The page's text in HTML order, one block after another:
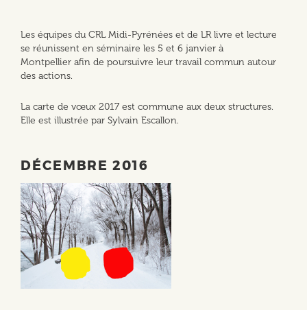
Les équipes du CRL Midi-Pyrénées et de LR livre et lecture
se réunissent en séminaire les 5 et 6 janvier à
Montpellier afin de poursuivre leur travail commun autour
des actions.
La carte de vœux 2017 est commune aux deux structures.
Elle est illustrée par Sylvain Escallon.
DÉCEMBRE 2016